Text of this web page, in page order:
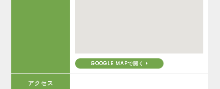
GOOGLE MAPで開く
アクセス